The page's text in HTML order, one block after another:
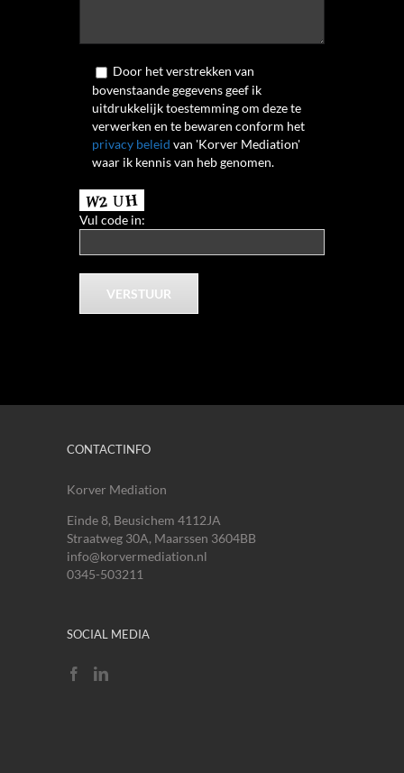
Door het verstrekken van
bovenstaande gegevens geef ik
uitdrukkelijk toestemming om deze te
verwerken en te bewaren conform het
privacy beleid van 'Korver Mediation'
waar ik kennis van heb genomen.
Vul code in:
CONTACTINFO
Korver Mediation
Einde 8, Beusichem 4112JA
Straatweg 30A, Maarssen 3604BB
info@korvermediation.nl
0345-503211
SOCIAL MEDIA